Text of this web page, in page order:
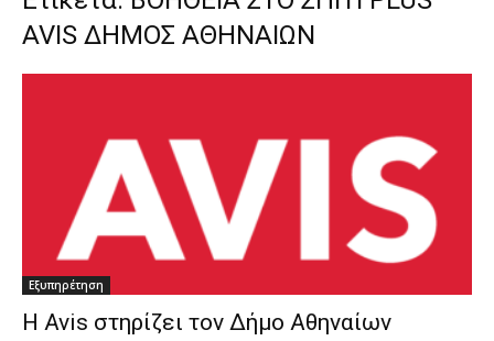
AVIS ΔΗΜΟΣ ΑΘΗΝΑΙΩΝ
Εξυπηρέτηση
Η Avis στηρίζει τον Δήμο Αθηναίων